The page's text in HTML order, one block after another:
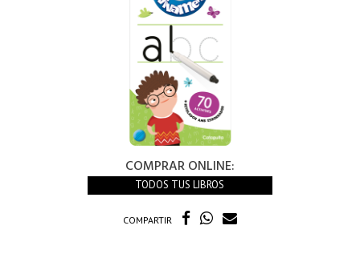
COMPRAR ONLINE:
TODOS TUS LIBROS
COMPARTIR